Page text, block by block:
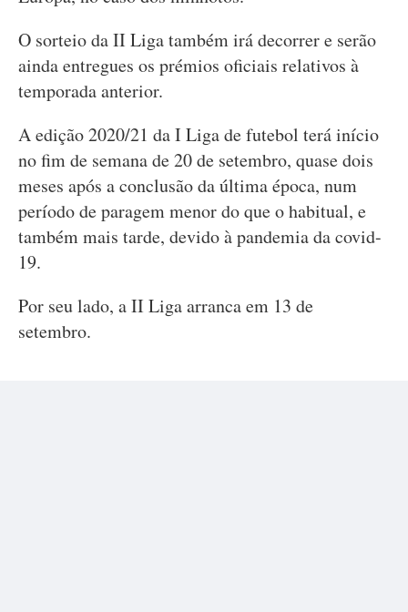
O sorteio da II Liga também irá decorrer e serão
ainda entregues os prémios oficiais relativos à
temporada anterior.
A edição 2020/21 da I Liga de futebol terá início
no fim de semana de 20 de setembro, quase dois
meses após a conclusão da última época, num
período de paragem menor do que o habitual, e
também mais tarde, devido à pandemia da covid-
19.
Por seu lado, a II Liga arranca em 13 de
setembro.